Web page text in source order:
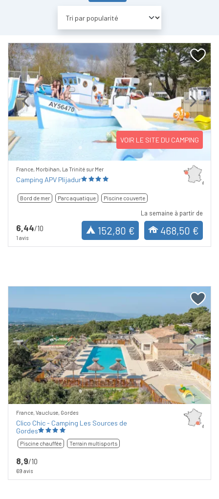
Previous Next
VOIR LE SITE DU CAMPING
France, Morbihan, La Trinité sur Mer
Camping APV Plijadur
Bord de mer Parc aquatique Piscine couverte
6,44/10
1 avis
La semaine à partir de
152,80 € 468,50 €
Previous Next
France, Vaucluse, Gordes
Clico Chic - Camping Les Sources de
Gordes
Piscine chauffée Terrain multisports
8,9/10
69 avis